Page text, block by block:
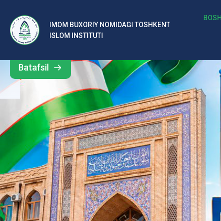
IMOM BUXORIY NOMIDAGI TOSHKENT
ISLOM INSTITUTI
b
al
ar
o‘
rt
a
si
d
Barcha
yangiliklar
Batafsil